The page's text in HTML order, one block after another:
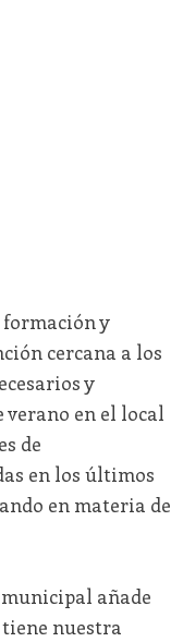
y
cercana a los
y
verano en el local
de
en los últimos
en materia de
añade
tiene nuestra